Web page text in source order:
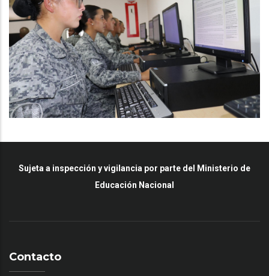
Sujeta a inspección y vigilancia por parte del Ministerio de
Educación Nacional
Contacto